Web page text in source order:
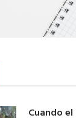
Cuando